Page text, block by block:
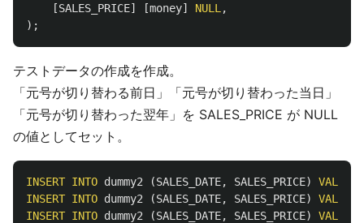
[SALES_PRICE] [money] NULL ,
);
テストデータの作成を作成。
「元号が切り替わる前日」「元号が切り替わった当日」
「元号が切り替わった翌年」を SALES_PRICE が NULL
の値としてセット。
INSERT INTO dummy2 (SALES_DATE, SALES_PRICE) VALUES
INSERT INTO dummy2 (SALES_DATE, SALES_PRICE) VALUES
INSERT INTO dummy2 (SALES_DATE, SALES_PRICE) VALUES